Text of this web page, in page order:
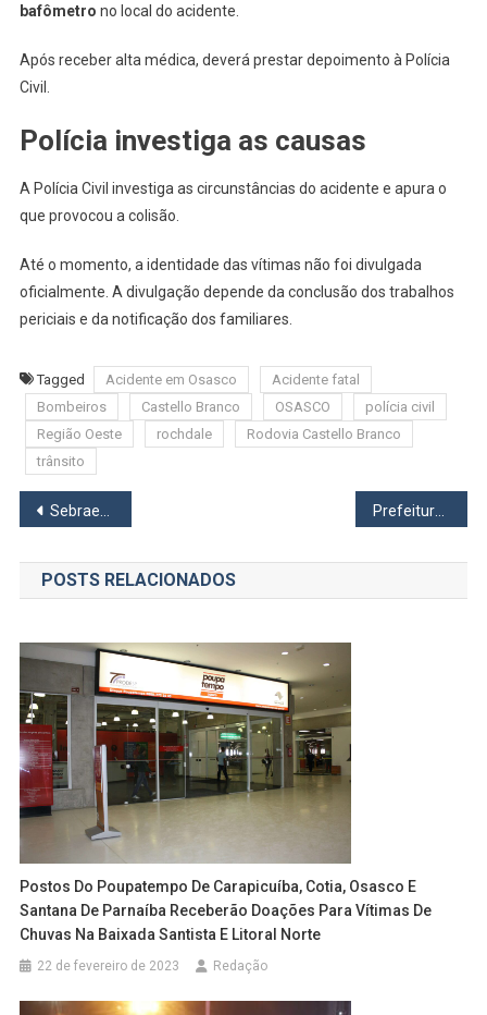
bafômetro no local do acidente.
Após receber alta médica, deverá prestar depoimento à Polícia
Civil.
Polícia investiga as causas
A Polícia Civil investiga as circunstâncias do acidente e apura o
que provocou a colisão.
Até o momento, a identidade das vítimas não foi divulgada
oficialmente. A divulgação depende da conclusão dos trabalhos
periciais e da notificação dos familiares.
Tagged Acidente em Osasco
Acidente fatal
Bombeiros
Castello Branco OSASCO
polícia civil
Região Oeste
rochdale
Rodovia Castello Branco
trânsito
Navegação
de
Post
Sebrae-SP abre vagas para oficina de Inteligência Artificial e curso de gestão financeira em Osasco
POSTS RELACIONADOS
Postos Do Poupatempo De Carapicuíba, Cotia, Osasco E
Santana De Parnaíba Receberão Doações Para Vítimas De
Chuvas Na Baixada Santista E Litoral Norte
22 de fevereiro de 2023 Redação